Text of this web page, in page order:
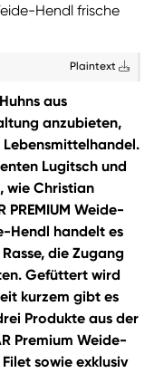
Hendl frische
Plaintext
aus
anzubieten,
Lugitsch und
wie Christian
PREMIUM Weide-
Hendl handelt es
die Zugang
Gefüttert wird
kurzem gibt es
Produkte aus der
Premium Weide-
Filet sowie exklusiv